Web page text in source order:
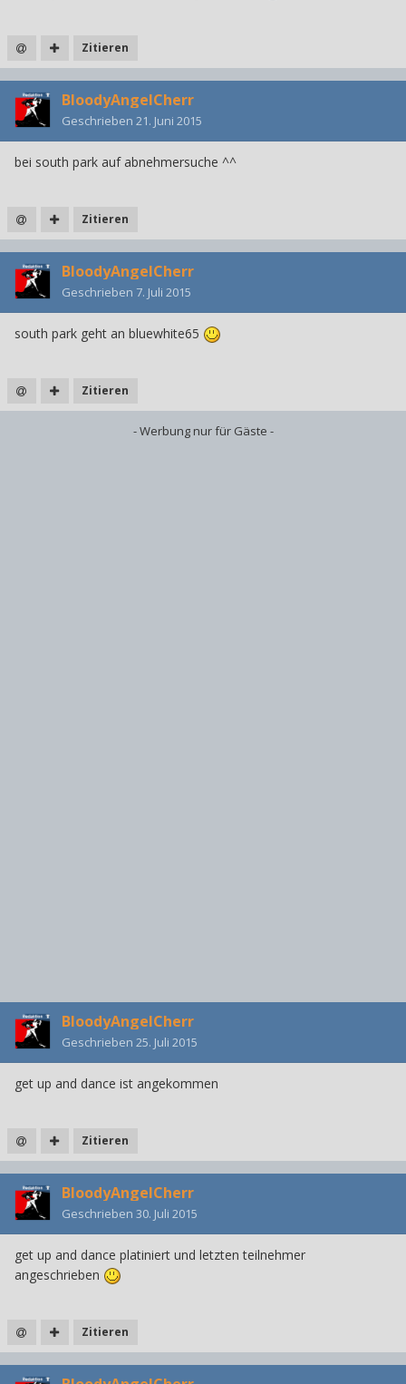
Zitieren
BloodyAngelCherr
Geschrieben 21. Juni 2015
bei south park auf abnehmersuche ^^
Zitieren
BloodyAngelCherr
Geschrieben 7. Juli 2015
south park geht an bluewhite65
Zitieren
- Werbung nur für Gäste -
BloodyAngelCherr
Geschrieben 25. Juli 2015
get up and dance ist angekommen
Zitieren
BloodyAngelCherr
Geschrieben 30. Juli 2015
get up and dance platiniert und letzten teilnehmer
angeschrieben
Zitieren